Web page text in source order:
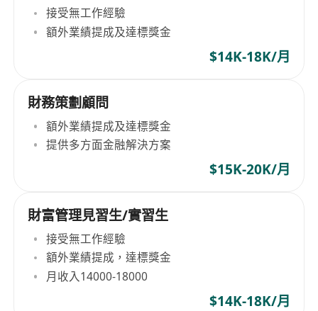
接受無工作經驗
額外業績提成及達標獎金
$14K-18K/月
財務策劃顧問
額外業績提成及達標獎金
提供多方面金融解決方案
$15K-20K/月
財富管理見習生/實習生
接受無工作經驗
額外業績提成，達標獎金
月收入14000-18000
$14K-18K/月